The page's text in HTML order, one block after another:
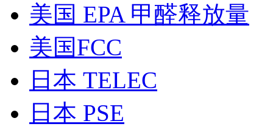
美国 EPA 甲醛释放量
美国FCC
日本 TELEC
日本 PSE